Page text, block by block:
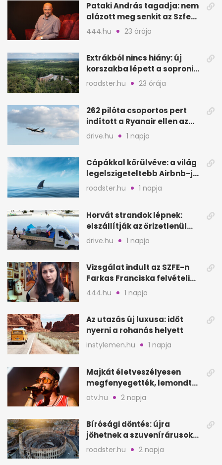
Pataki András tagadja: nem
alázott meg senkit az Szfe
felvételijén
444.hu 23 órája
Extrákból nincs hiány: új
korszakba lépett a soproni
Fagus Hotel
roadster.hu 23 órája
262 pilóta csoportos pert
indított a Ryanair ellen az
Egyesült Királyságban
drive.hu 1 napja
Cápákkal körülvéve: a világ
legelszigeteltebb Airbnb-je
a nyílt tengeren
roadster.hu 1 napja
Horvát strandok lépnek:
elszállítják az őrizetlenül
hagyott törölközőket
drive.hu 1 napja
Vizsgálat indult az SZFE-n
Farkas Franciska felvételi
videója után
444.hu 1 napja
Az utazás új luxusa: időt
nyerni a rohanás helyett
instylemen.hu 1 napja
Majkát életveszélyesen
megfenyegették, lemondta
a sepsiszentgyörgyi
atv.hu 2 napja
Bírósági döntés: újra
jöhetnek a szuvenírárusok
Európa ikonikus helyére
roadster.hu 2 napja